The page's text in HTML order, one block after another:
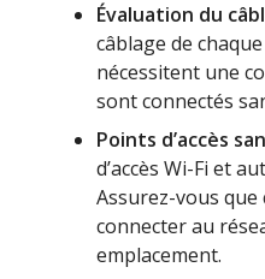
Évaluation du
câblage de
nécessitent une
sont connectés
Points d’accès
d’accès Wi-Fi et
Assurez-vous
connecter au
emplacement.